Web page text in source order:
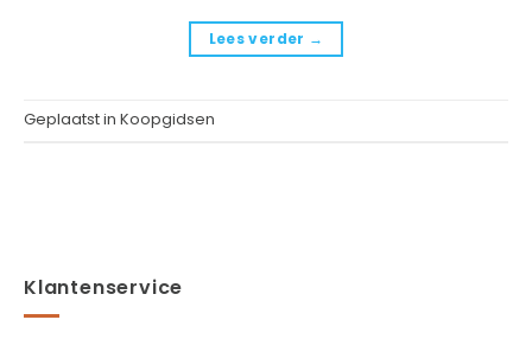
Lees verder →
Geplaatst in Koopgidsen
Klantenservice